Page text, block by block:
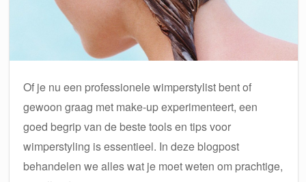
Of je nu een professionele wimperstylist bent of
gewoon graag met make-up experimenteert, een
goed begrip van de beste tools en tips voor
wimperstyling is essentieel. In deze blogpost
behandelen we alles wat je moet weten om prachtige,